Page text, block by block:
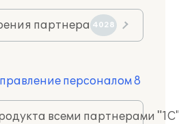
партнера 4028
персоналом 8
всеми партнерами